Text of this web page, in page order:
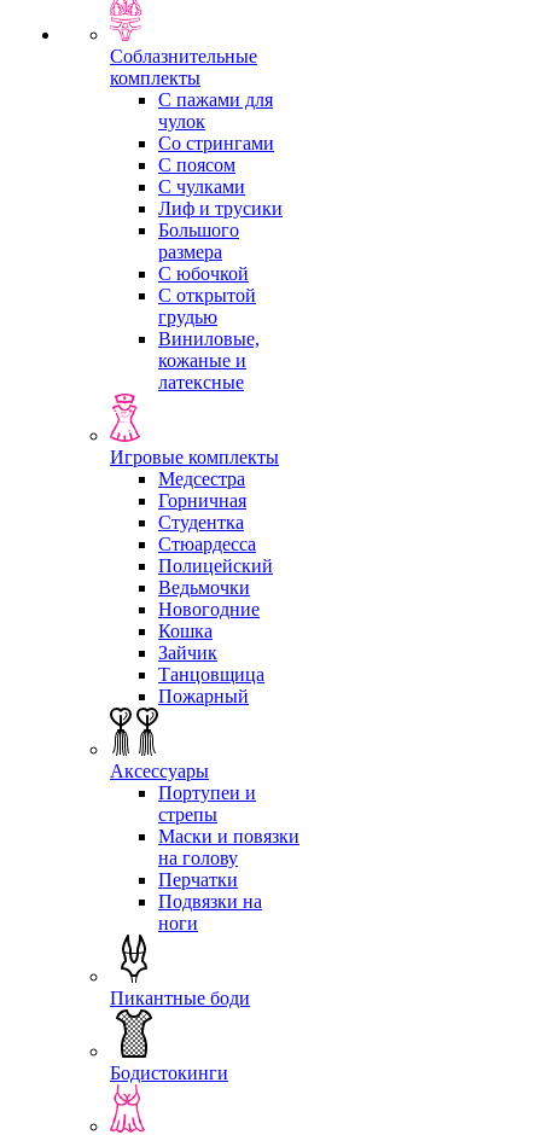
Соблазнительные
комплекты
С пажами для
чулок
Со стрингами
С поясом
С чулками
Лиф и трусики
Большого
размера
С юбочкой
С открытой
грудью
Виниловые,
кожаные и
латексные
Игровые комплекты
Медсестра
Горничная
Студентка
Стюардесса
Полицейский
Ведьмочки
Новогодние
Кошка
Зайчик
Танцовщица
Пожарный
Аксессуары
Портупеи и
стрепы
Маски и повязки
на голову
Перчатки
Подвязки на
ноги
Пикантные боди
Бодистокинги